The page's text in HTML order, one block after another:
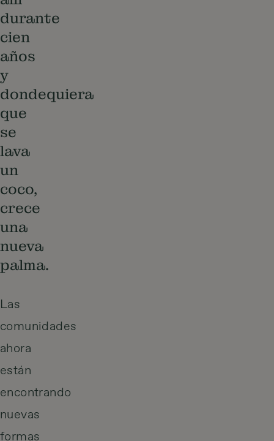
durante
cien
años
y
dondequiera
que
se
lava
un
coco,
crece
una
nueva
palma.
Las
comunidades
ahora
están
encontrando
nuevas
formas